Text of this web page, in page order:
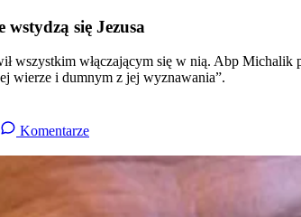
się Jezusa
wszystkim włączającym się w nią. Abp
wierze i dumnym z jej wyznawania”.
Komentarze